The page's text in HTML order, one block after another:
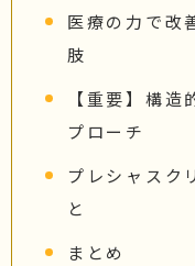
医療の力で改
肢
【重要】構
プローチ
プレシャスク
と
まとめ